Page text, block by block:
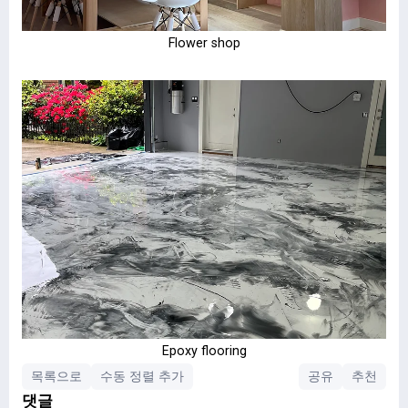
Flower shop
Epoxy flooring
목록으로
수동 정렬 추가 공유 추천
댓글